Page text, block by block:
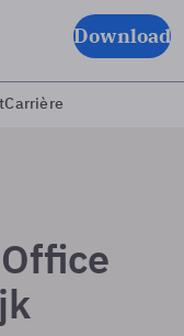
Download
Carrière